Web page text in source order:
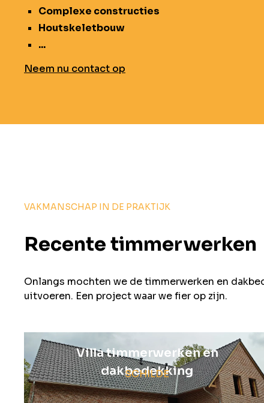
Complexe constructies
Houtskeletbouw
...
Neem nu contact op
VAKMANSCHAP IN DE PRAKTIJK
Recente timmerwerken
Onlangs mochten we de timmerwerken en
uitvoeren. Een project waar we fier op zijn.
Villa timmerwerken en
dakbedekking
SCHILDE